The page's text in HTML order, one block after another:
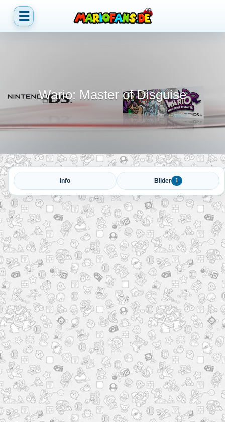
☰
Wario: Master of Disguise
Info Bilder 1